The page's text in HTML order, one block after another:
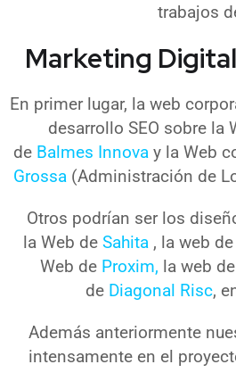
trabajos
Marketing
En primer lugar, la web
desarrollo SEO sobre la
de Balmes Innova y la Web
Grossa (Administración de
Otros podrían ser los
la Web de Sahita , la web de
Web de Proxim, la web de
de Diagonal Risc,
Además anteriormente
intensamente en el